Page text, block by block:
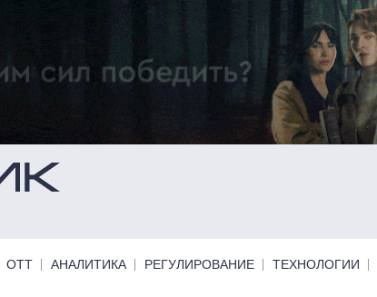
ОТТ АНАЛИТИКА РЕГУЛИРОВАНИЕ ТЕХНОЛОГИИ